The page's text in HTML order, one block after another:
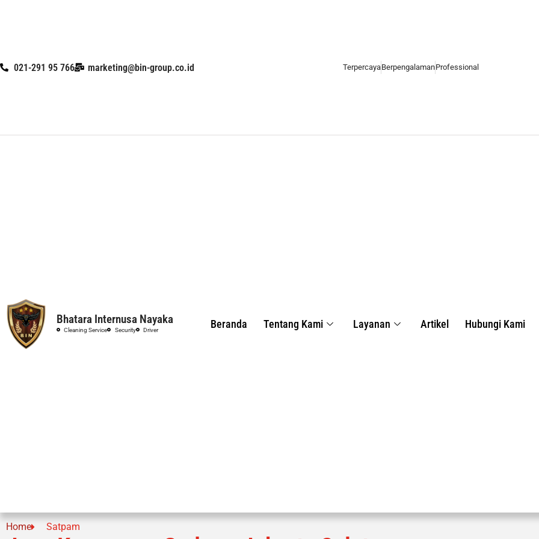
content
021-291 95 766 marketing@bin-group.co.id TerpercayaBerpengalamanProfessional
Bhatara Internusa Nayaka
Cleaning Service Security Driver Beranda Tentang Kami Layanan Artikel Hubungi Kami
Home Satpam